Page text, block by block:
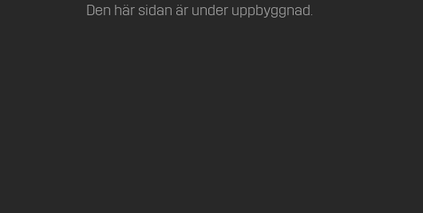
Den här sidan är under uppbyggnad.